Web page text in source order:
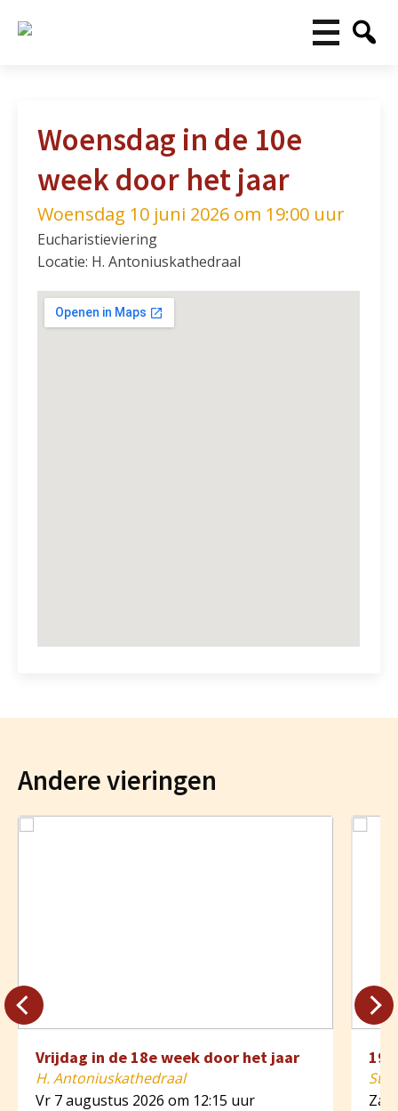
Woensdag in de 10e
week door het jaar
Woensdag 10 juni 2026 om 19:00 uur
Eucharistieviering
Locatie: H. Antoniuskathedraal
Andere vieringen
Vrijdag in de 18e week door het jaar
H. Antoniuskathedraal
Vr 7 augustus 2026 om 12:15 uur
St.
Za